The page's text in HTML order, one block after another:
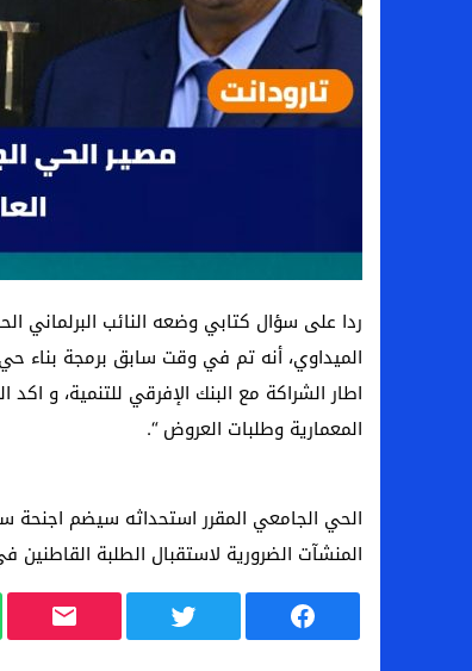
ردا على سؤال كتابي وضعه النائب البرلماني
اطار الشراكة مع البنك الإفرقي للتنمية، و اكد
المعمارية وطلبات العروض “.
المنشآت الضرورية لاستقبال الطلبة